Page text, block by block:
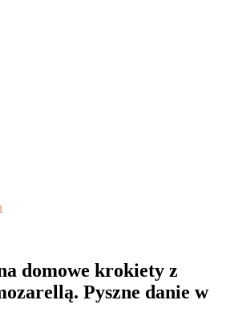
domowe krokiety z
Pyszne danie w